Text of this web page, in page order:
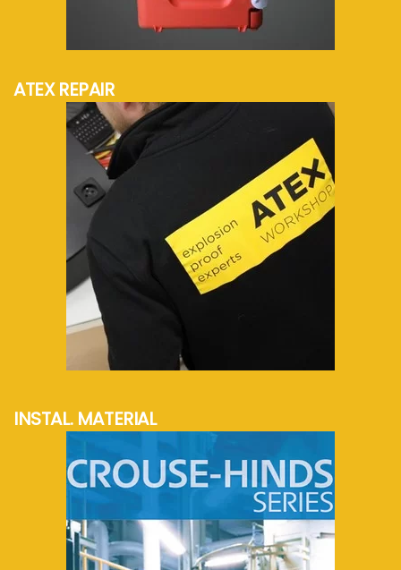
mehr Info...
ATEX REPAIR
mehr Info...
INSTAL. MATERIAL